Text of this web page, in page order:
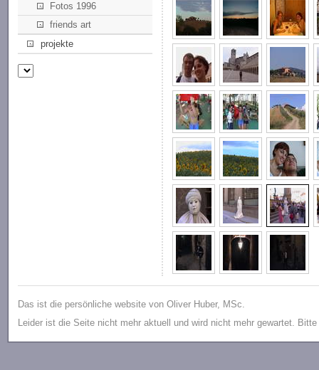
Fotos 1996
friends art
projekte
Das ist die persönliche website von Oliver Huber, MSc.
Leider ist die Seite nicht mehr aktuell und wird nicht mehr gewartet.